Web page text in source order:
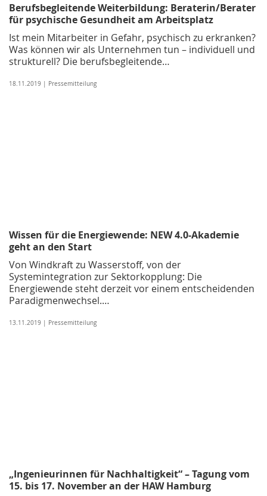
Berufsbegleitende Weiterbildung: Beraterin/Berater
für psychische Gesundheit am Arbeitsplatz
Ist mein Mitarbeiter in Gefahr, psychisch zu erkranken?
Was können wir als Unternehmen tun – individuell und
strukturell? Die berufsbegleitende…
18.11.2019 | Pressemitteilung
Wissen für die Energiewende: NEW 4.0-Akademie
geht an den Start
Von Windkraft zu Wasserstoff, von der
Systemintegration zur Sektorkopplung: Die
Energiewende steht derzeit vor einem entscheidenden
Paradigmenwechsel.…
13.11.2019 | Pressemitteilung
„Ingenieurinnen für Nachhaltigkeit“ – Tagung vom
15. bis 17. November an der HAW Hamburg